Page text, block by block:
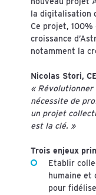
la digitalisation
Ce projet,
croissance
notamment la
Nicolas Stori,
« Révolutionner
nécessite de
un projet
est la clé. »
Trois enjeux
Etablir
humaine et
pour